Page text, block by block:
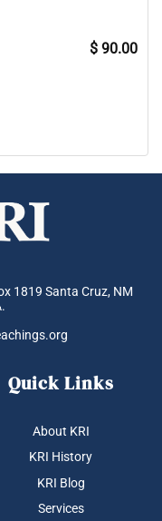
$ 90.00
1819 Santa Cruz, NM
Quick Links
About KRI
KRI History
KRI Blog
Services